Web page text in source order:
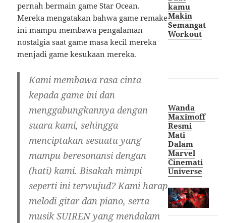
pernah bermain game Star Ocean.
Mereka mengatakan bahwa game remake
ini mampu membawa pengalaman
nostalgia saat game masa kecil mereka
menjadi game kesukaan mereka.
Kami membawa rasa cinta
kepada game ini dan
menggabungkannya dengan
suara kami, sehingga
menciptakan sesuatu yang
mampu beresonansi dengan
(hati) kami. Bisakah mimpi
seperti ini terwujud? Kami harap
melodi gitar dan piano, serta
musik SUIREN yang mendalam
kamu
Makin
Semangat
Workout
Wanda
Maximoff
Resmi
Mati
Dalam
Marvel
Cinemati
Universe